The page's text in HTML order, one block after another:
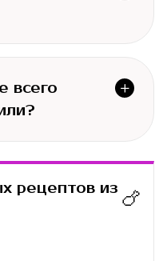
всего
рецептов из 🍗